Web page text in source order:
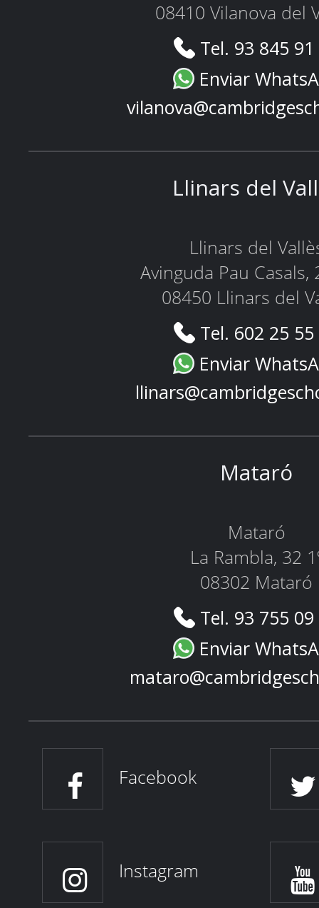
08410 Vilanova del
Tel. 93 845
Enviar
Llinars del
Llinars del
Avinguda Pau Casals,
08450 Llinars del
Tel. 602 25
Enviar
Mataró
Mataró
La Rambla, 32
08302 Mataró
Tel. 93 755
Enviar
Facebook
Instagram